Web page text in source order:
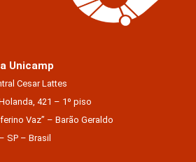
Unicamp
Cesar Lattes
421 – 1º piso
Vaz” – Barão Geraldo
SP – Brasil